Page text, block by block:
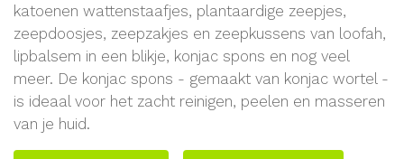
katoenen wattenstaafjes, plantaardige zeepjes,
zeepdoosjes, zeepzakjes en zeepkussens van loofah,
lipbalsem in een blikje, konjac spons en nog veel
meer. De konjac spons - gemaakt van konjac wortel -
is ideaal voor het zacht reinigen, peelen en masseren
van je huid.